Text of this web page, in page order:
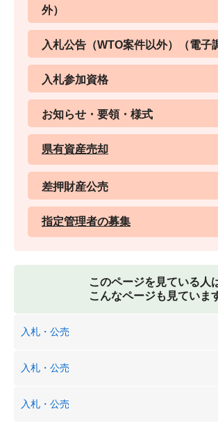
外）
入札公告（WTO案件以外）（電子
入札参加資格
お知らせ・要領・様式
県有資産売却
差押財産公売
指定管理者の募集
このページを見ている人
こんなページも見ていま
入札・公売
入札・公売
入札・公売